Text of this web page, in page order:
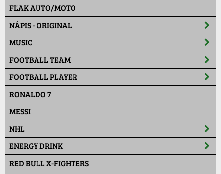
FĽAK AUTO/MOTO
NÁPIS - ORIGINAL
MUSIC
FOOTBALL TEAM
FOOTBALL PLAYER
RONALDO 7
MESSI
NHL
ENERGY DRINK
RED BULL X-FIGHTERS